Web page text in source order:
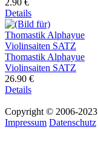
Details
Thomastik Alphayue
Violinsaiten SATZ
26.90 €
Details
Copyright © 2006-2023
Impressum Datenschutz